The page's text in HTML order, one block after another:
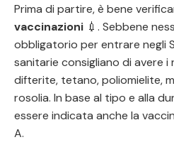
Prima di partire, è bene
vaccinazioni 💉. Sebbene
obbligatorio per entrare negli
sanitarie consigliano di avere
difterite, tetano, poliomielite,
rosolia. In base al tipo e alla
essere indicata anche la
A.